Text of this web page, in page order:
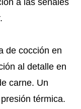
de cocción en
al detalle en
carne. Un
térmica.